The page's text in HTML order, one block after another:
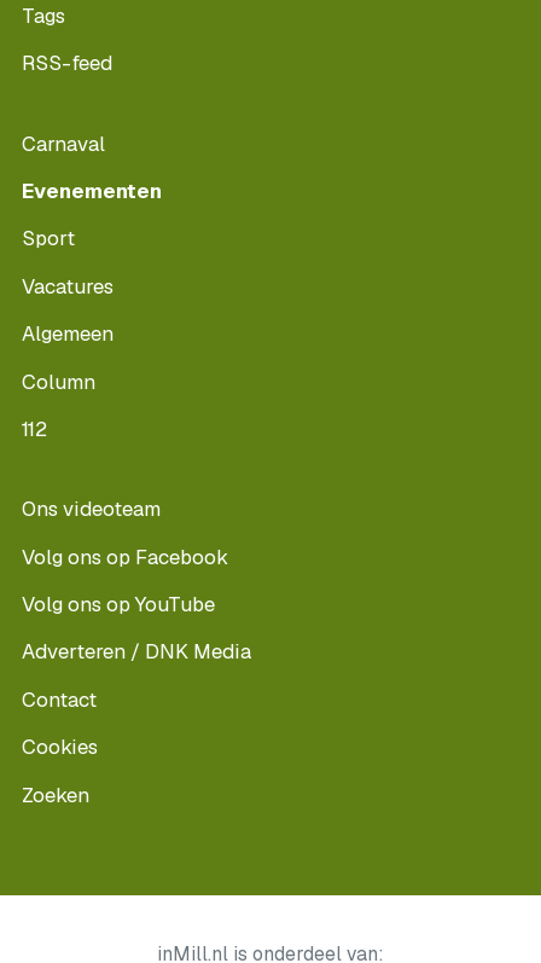
Tags
RSS-feed
Carnaval
Evenementen
Sport
Vacatures
Algemeen
Column
112
Ons videoteam
Volg ons op Facebook
Volg ons op YouTube
Adverteren / DNK Media
Contact
Cookies
Zoeken
inMill.nl is onderdeel van: